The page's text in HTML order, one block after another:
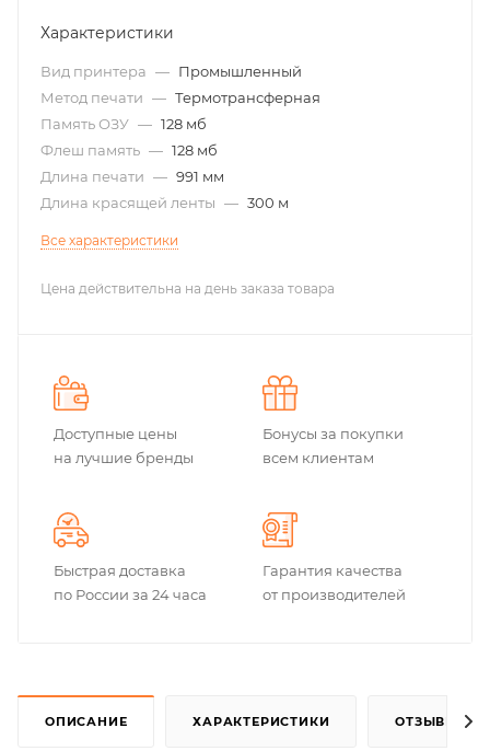
Характеристики
Вид принтера — Промышленный
Метод печати — Термотрансферная
Память ОЗУ — 128 мб
Флеш память — 128 мб
Длина печати — 991 мм
Длина красящей ленты — 300 м
Все характеристики
Цена действительна на день заказа товара
Доступные цены
на лучшие бренды
Бонусы за покупки
всем клиентам
Быстрая доставка
по России за 24 часа
Гарантия качества
от производителей
ОПИСАНИЕ ХАРАКТЕРИСТИКИ ОТЗЫВЫ